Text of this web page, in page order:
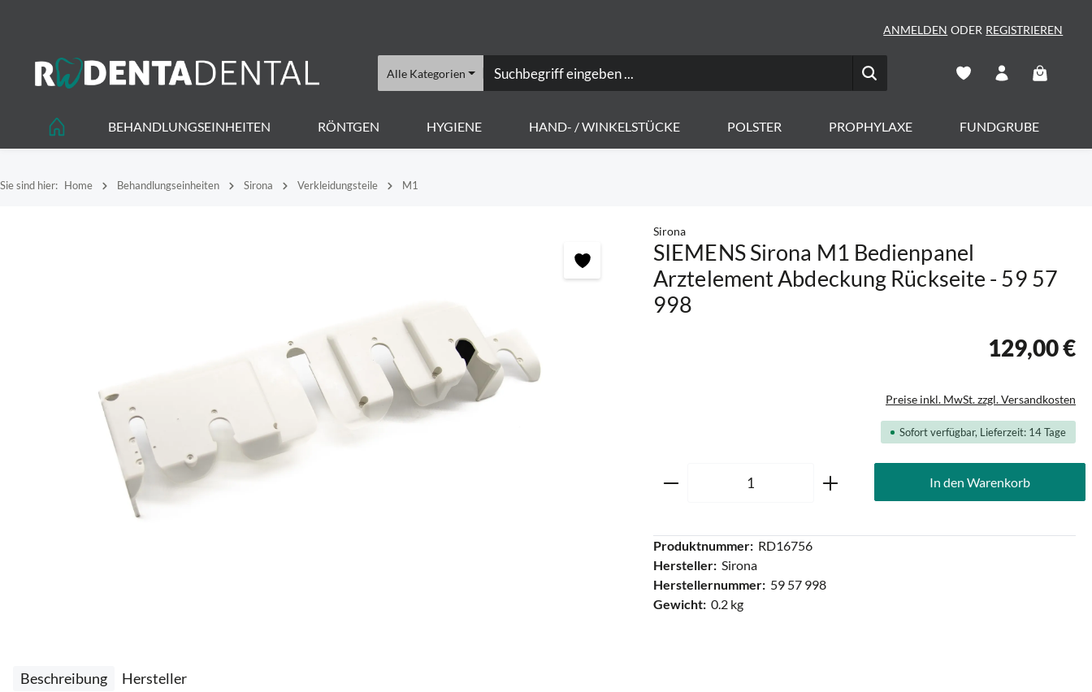
ANMELDEN ODER REGISTRIEREN
Alle Kategorien
BEHANDLUNGSEINHEITEN RÖNTGEN HYGIENE HAND- / WINKELSTÜCKE POLSTER PROPHYLAXE FUNDGRUBE
Sie sind hier: Home Behandlungseinheiten Sirona Verkleidungsteile M1
Sirona
SIEMENS Sirona M1 Bedienpanel
Arztelement Abdeckung Rückseite - 59 57
998
129,00 €
Preise inkl. MwSt. zzgl. Versandkosten
Sofort verfügbar, Lieferzeit: 14 Tage
Produkt Anzahl: Gib den gewünschten Wert ein
In den Warenkorb
Produktnummer: RD16756
Hersteller: Sirona
Herstellernummer: 59 57 998
Gewicht: 0.2 kg
Beschreibung Hersteller